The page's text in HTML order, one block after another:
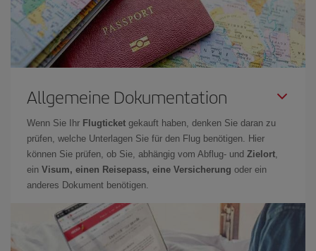
Allgemeine Dokumentation
Wenn Sie Ihr Flugticket gekauft haben, denken Sie daran zu
prüfen, welche Unterlagen Sie für den Flug benötigen. Hier
können Sie prüfen, ob Sie, abhängig vom Abflug- und Zielort,
ein Visum, einen Reisepass, eine Versicherung oder ein
anderes Dokument benötigen.